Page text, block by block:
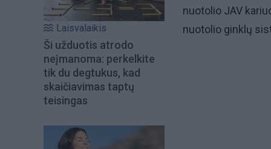
Laisvalaikis
Ši užduotis atrodo
neįmanoma: perkelkite
tik du degtukus, kad
skaičiavimas taptų
teisingas
nuotolio JAV
nuotolio ginklų